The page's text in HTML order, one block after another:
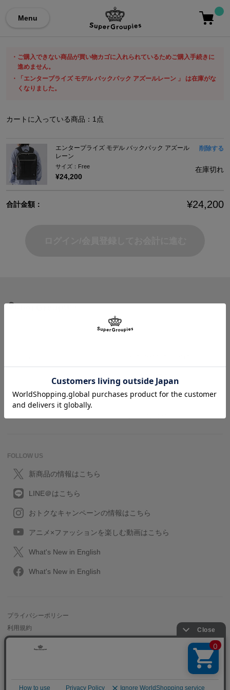
Menu
ご購入できない商品が買い物カゴに入れられているためご購入手続きに
進めません。
「エンタープライズ モデル バックパック アズールレーン 」 は在庫がな
くなりました。
カートに入っている商品： 1 点
エンタープライズ モデル バックパック アズール
レーン
サイズ：Free
¥24,200
削除する
在庫切れ
合計金額： ¥24,200
ヘルプ＆ガイド
よくある質問
FOLLOW US
新商品の情報はこちら
LINE＠はこちら
おトクなキャンペーンの情報はこちら
アニメ×ファッションを楽しむ動画はこちら
What's New in English
What's New in English
プライバシーポリシー
利用規約
特定取引に関する法律
会社情報/採用情報